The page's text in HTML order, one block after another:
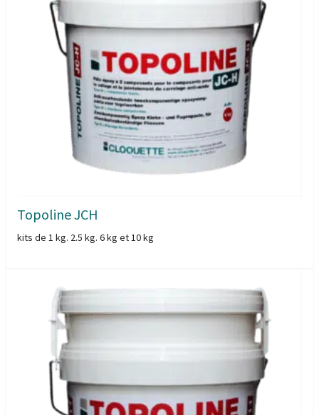
Topoline JCH
kits de 1 kg. 2.5 kg. 6 kg et 10 kg